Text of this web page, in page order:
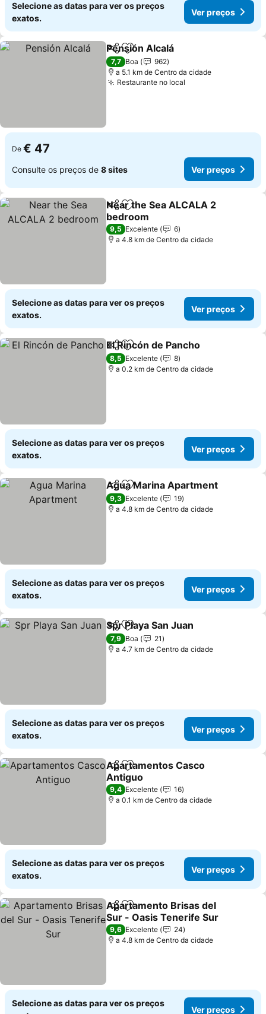
Selecione as datas para ver os preços
exatos.
Ver preços
PartilharAdicionar aos favoritos
Pensión Alcalá
7,7 Boa
962
a 5.1 km de Centro da cidade
Restaurante no local
De € 47
Consulte os preços de 8 sites Ver preços
PartilharAdicionar aos favoritos
Near the Sea ALCALA 2
bedroom
Ver preços
9,5 Excelente
6
a 4.8 km de Centro da cidade
Selecione as datas para ver os preços
exatos.
Ver preços
PartilharAdicionar aos favoritos
El Rincón de Pancho
8,5 Excelente
8
a 0.2 km de Centro da cidade
Selecione as datas para ver os preços
exatos.
Ver preços
PartilharAdicionar aos favoritos
Agua Marina Apartment
9,3 Excelente
19
a 4.8 km de Centro da cidade
Selecione as datas para ver os preços
exatos.
Ver preços
PartilharAdicionar aos favoritos
Spr Playa San Juan
7,9 Boa
21
a 4.7 km de Centro da cidade
Selecione as datas para ver os preços
exatos.
Ver preços
PartilharAdicionar aos favoritos
Apartamentos Casco
Antiguo
Ver preços
9,4 Excelente
16
a 0.1 km de Centro da cidade
Selecione as datas para ver os preços
exatos.
Ver preços
PartilharAdicionar aos favoritos
Apartamento Brisas del
Sur - Oasis Tenerife Sur
Ver preços
9,6 Excelente
24
a 4.8 km de Centro da cidade
Selecione as datas para ver os preços
Ver preços